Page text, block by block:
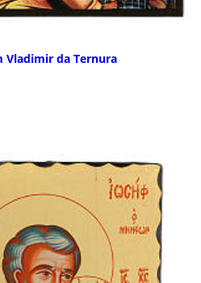
Vladimir da Ternura